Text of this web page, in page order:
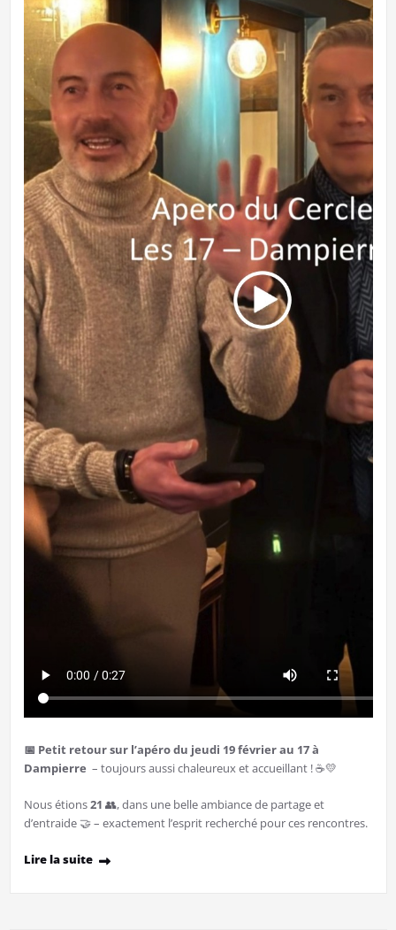
📅 Petit retour sur l’apéro du jeudi 19 février au 17 à
Dampierre – toujours aussi chaleureux et accueillant ! ☕💛
Nous étions21 👥, dans une belle ambiance de partage et
d’entraide 🤝 – exactement l’esprit recherché pour ces rencontres.
Lire la suite